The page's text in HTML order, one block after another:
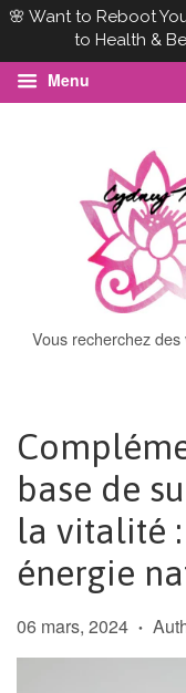
🌸 Want to Reboot
to Health &
Menu
Vous recherchez
base de
la vitalité
énergie
06 mars, 2024 •